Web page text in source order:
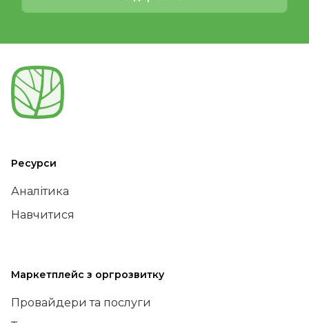
Ресурси
Аналітика
Навчитися
Маркетплейс з оргрозвитку
Провайдери та послуги